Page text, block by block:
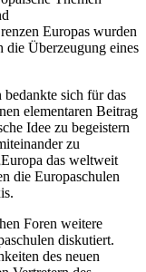
Europas wurden
Überzeugung eines
sich für das
elementaren Beitrag
Idee zu begeistern
zu
das weltweit
die Europaschulen
Foren weitere
diskutiert.
des neuen